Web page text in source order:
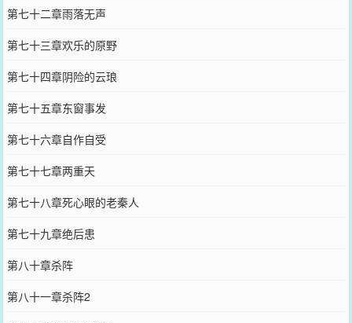
第七十二章雨落无声
第七十三章欢乐的原野
第七十四章阴险的云琅
第七十五章东窗事发
第七十六章自作自受
第七十七章两重天
第七十八章死心眼的老秦人
第七十九章绝后患
第八十章杀阵
第八十一章杀阵2